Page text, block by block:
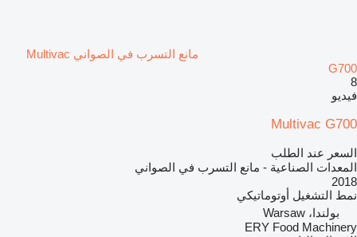
مانع التسرب في الصواني Multivac
G700
8
فيديو
Multivac G700
السعر عند الطلب
المعدات الصناعية - مانع التسرب في الصواني
2018
نمط التشغيل أوتوماتيكي
بولندا، Warsaw
ERY Food Machinery